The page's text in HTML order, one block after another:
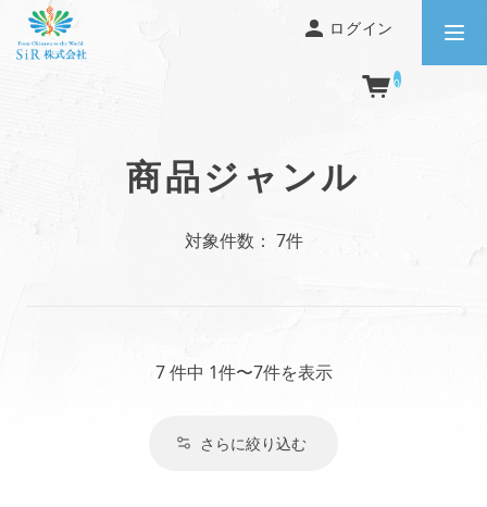
ログイン
0
商品ジャンル
対象件数： 7件
7 件中 1件〜7件を表示
さらに絞り込む